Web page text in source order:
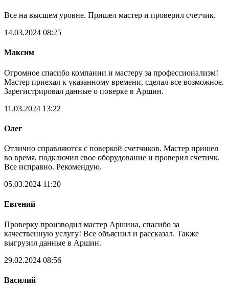
Все на высшем уровне. Пришел мастер и проверил счетчик.
14.03.2024 08:25
Максим
Огромное спасибо компании и мастеру за профессионализм!
Мастер приехал к указанному времени, сделал все возможное.
Зарегистрировал данные о поверке в Аршин.
11.03.2024 13:22
Олег
Отлично справляются с поверкой счетчиков. Мастер пришел
во время, подключил свое оборудование и проверил счетичк.
Все исправно. Рекомендую.
05.03.2024 11:20
Евгений
Проверку производил мастер Аршина, спасибо за
качественную услугу! Все объяснил и рассказал. Также
выгрузил данные в Аршин.
29.02.2024 08:56
Василий